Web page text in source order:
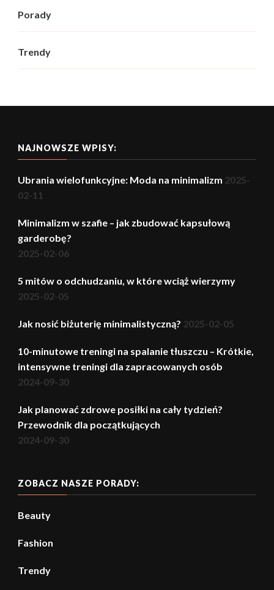
Porady
Trendy
NAJNOWSZE WPISY:
Ubrania wielofunkcyjne: Moda na minimalizm 2025-
02-11
Minimalizm w szafie – jak zbudować kapsułową
garderobę?
2025-02-06
5 mitów o odchudzaniu, w które wciąż wierzymy
2025-02-05
Jak nosić biżuterię minimalistyczną? 2025-02-05
10-minutowe treningi na spalanie tłuszczu – Krótkie,
intensywne treningi dla zapracowanych osób
2024-09-30
Jak planować zdrowe posiłki na cały tydzień?
Przewodnik dla początkujących
2024-09-30
ZOBACZ NASZE PORADY:
Beauty
Fashion
Trendy